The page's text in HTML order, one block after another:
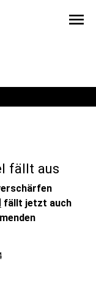
menu
fällt aus
fällt jetzt auch